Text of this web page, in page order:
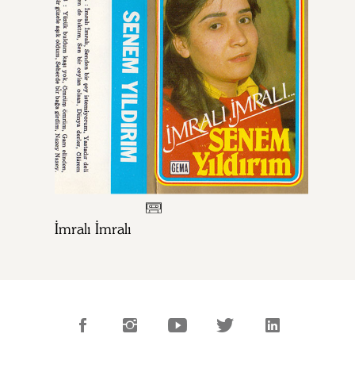
İmralı İmralı